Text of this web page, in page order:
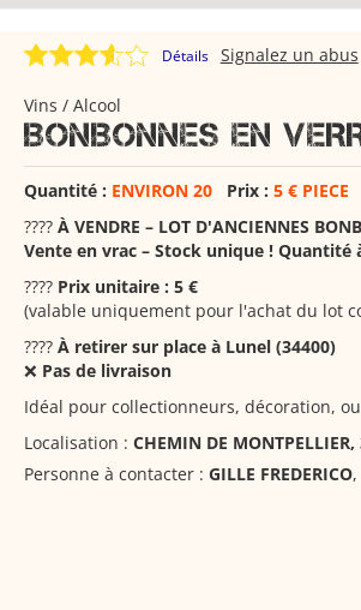
Détails Signalez un abus
Vins / Alcool
BONBONNES EN
Quantité : ENVIRON 20Prix : 5 € PIECE
???? À VENDRE – LOT D'ANCIENNES
Vente en vrac – Stock unique ! Quantité
???? Prix unitaire : 5 €
(valable uniquement pour l'achat du lot
???? À retirer sur place à Lunel (34400)
❌ Pas de livraison
Idéal pour collectionneurs, décoration,
Localisation : CHEMIN DE MONTPELLIER,
Personne à contacter : GILLE FREDERICO,